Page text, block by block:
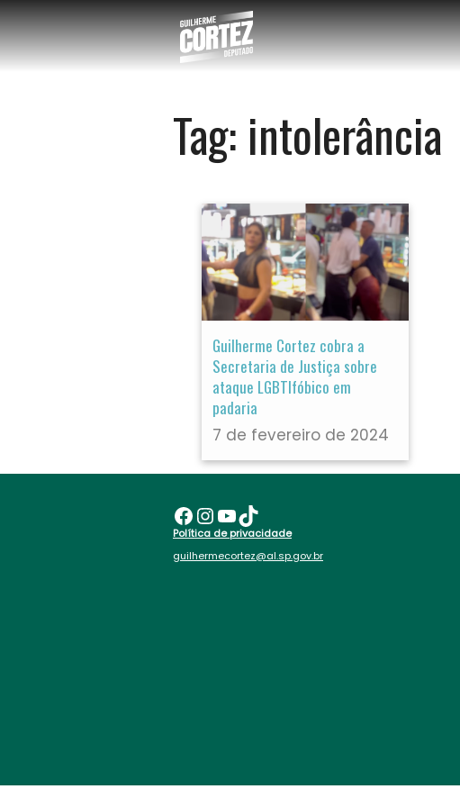
Tag: intolerância
Guilherme Cortez cobra a
Secretaria de Justiça sobre
ataque LGBTIfóbico em
padaria
7 de fevereiro de 2024
Facebook InstagramYoutube TikTok
Política de privacidade
guilhermecortez@al.sp.gov.br